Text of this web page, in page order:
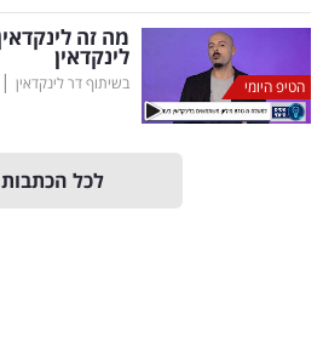
UNDER
הטיפ היומי
לינקדאין
בשיתוף דר לינקדאין |
לכל הכתבות